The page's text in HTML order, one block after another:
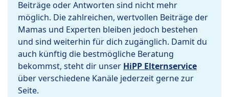
Beiträge oder Antworten sind nicht mehr
möglich. Die zahlreichen, wertvollen Beiträge der
Mamas und Experten bleiben jedoch bestehen
und sind weiterhin für dich zugänglich. Damit du
auch künftig die bestmögliche Beratung
bekommst, steht dir unser HiPP Elternservice
über verschiedene Kanäle jederzeit gerne zur
Seite.